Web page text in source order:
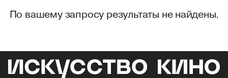
По вашему запросу результаты не найдены.